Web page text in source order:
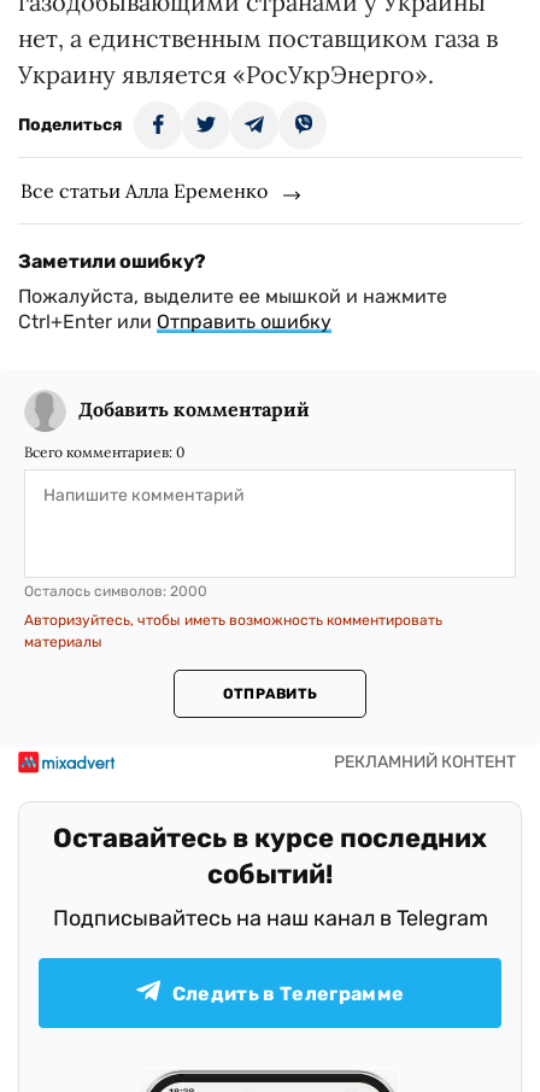
нет, а единственным поставщиком газа в
Украину является «РосУкрЭнерго».
Поделиться
Все статьи Алла Еременко
Заметили ошибку?
Пожалуйста, выделите ее мышкой и нажмите
Ctrl+Enter или Отправить ошибку
Добавить комментарий
Всего комментариев: 0
Осталось символов: 2000
Авторизуйтесь, чтобы иметь возможность комментировать
материалы
ОТПРАВИТЬ
Оставайтесь в курсе последних
событий!
Подписывайтесь на наш канал в Telegram
Следить в Телеграмме